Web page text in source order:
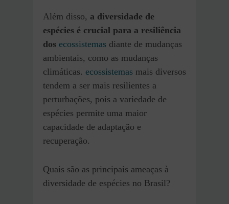
Além disso, a diversidade de
espécies é crucial para a resiliência
dos ecossistemas diante de mudanças
ambientais, como as mudanças
climáticas. ecossistemas mais diversos
tendem a ser mais resilientes a
perturbações, pois a variedade de
espécies permite uma maior
capacidade de adaptação e
recuperação.
Quais são as principais ameaças à
diversidade de espécies no Brasil?